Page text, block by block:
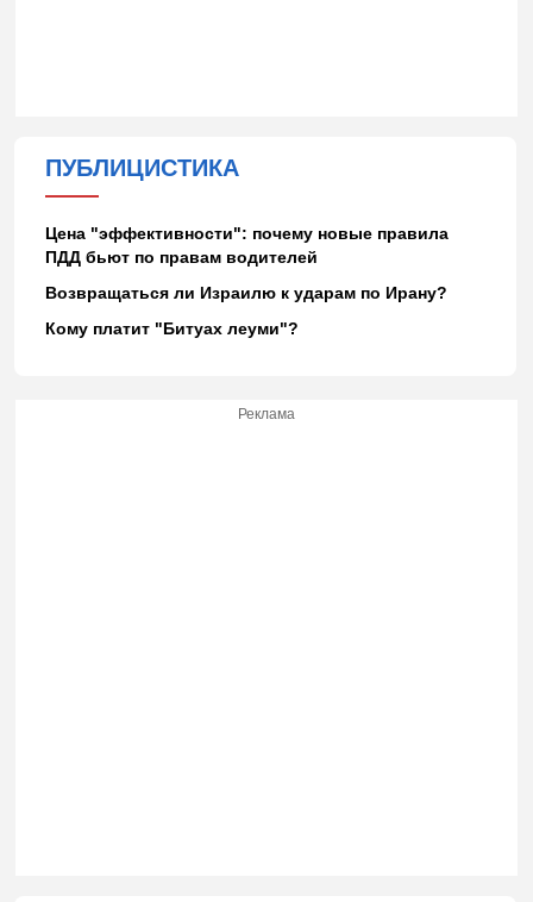
ПУБЛИЦИСТИКА
Цена "эффективности": почему новые правила
ПДД бьют по правам водителей
Возвращаться ли Израилю к ударам по Ирану?
Кому платит "Битуах леуми"?
Реклама